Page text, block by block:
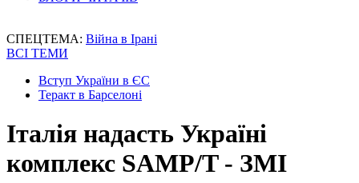
СПЕЦТЕМА: Війна в Ірані
ВСІ ТЕМИ
Вступ України в ЄС
Теракт в Барселоні
Італія надасть Україні
комплекс SAMP/T - ЗМІ